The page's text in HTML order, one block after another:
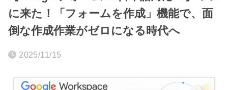
に来た！「フォームを作成」機能で、面
倒な作成作業がゼロになる時代へ
2025/11/15